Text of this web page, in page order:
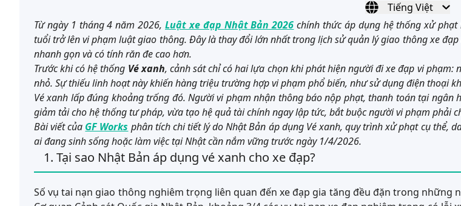
Tiếng Việt
Từ ngày 1 tháng 4 năm 2026, Luật xe đạp Nhật Bản 2026 chính thức áp dụng hệ thống xử
tuổi trở lên vi phạm luật giao thông. Đây là thay đổi lớn nhất trong lịch sử quản lý giao thông xe
nhanh gọn và có tính răn đe cao hơn.
Trước khi có hệ thống Vé xanh, cảnh sát chỉ có hai lựa chọn khi phát hiện người đi xe đạp vi
nhỏ. Sự thiếu linh hoạt này khiến hàng triệu trường hợp vi phạm phổ biến, như sử dụng điện thoại
Vé xanh lấp đúng khoảng trống đó. Người vi phạm nhận thông báo nộp phạt, thanh toán tại ngân
giảm tải cho hệ thống tư pháp, vừa tạo hệ quả tài chính ngay lập tức, bắt buộc người vi phạm phải
Bài viết của GF Works phân tích chi tiết lý do Nhật Bản áp dụng Vé xanh, quy trình xử phạt cụ thể,
ai đang sinh sống hoặc làm việc tại Nhật cần nắm vững trước ngày 1/4/2026.
1. Tại sao Nhật Bản áp dụng vé xanh cho xe đạp?
Số vụ tai nạn giao thông nghiêm trọng liên quan đến xe đạp gia tăng đều đặn trong những